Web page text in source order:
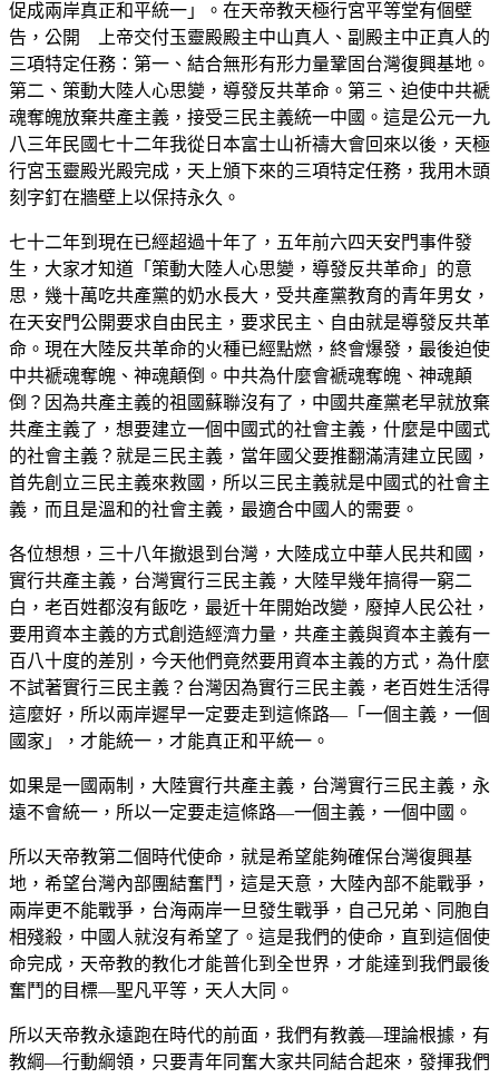
促成兩岸真正和平統一」。在天帝教天極行宮平等堂有個壁
告，公開 上帝交付玉靈殿殿主中山真人、副殿主中正真人的
三項特定任務：第一、結合無形有形力量鞏固台灣復興基地。
第二、策動大陸人心思變，導發反共革命。第三、迫使中共褫
魂奪魄放棄共產主義，接受三民主義統一中國。這是公元一九
八三年民國七十二年我從日本富士山祈禱大會回來以後，天極
行宮玉靈殿光殿完成，天上頒下來的三項特定任務，我用木頭
刻字釘在牆壁上以保持永久。
七十二年到現在已經超過十年了，五年前六四天安門事件發
生，大家才知道「策動大陸人心思變，導發反共革命」的意
思，幾十萬吃共產黨的奶水長大，受共產黨教育的青年男女，
在天安門公開要求自由民主，要求民主、自由就是導發反共革
命。現在大陸反共革命的火種已經點燃，終會爆發，最後迫使
中共褫魂奪魄、神魂顛倒。中共為什麼會褫魂奪魄、神魂顛
倒？因為共產主義的祖國蘇聯沒有了，中國共產黨老早就放棄
共產主義了，想要建立一個中國式的社會主義，什麼是中國式
的社會主義？就是三民主義，當年國父要推翻滿清建立民國，
首先創立三民主義來救國，所以三民主義就是中國式的社會主
義，而且是溫和的社會主義，最適合中國人的需要。
各位想想，三十八年撤退到台灣，大陸成立中華人民共和國，
實行共產主義，台灣實行三民主義，大陸早幾年搞得一窮二
白，老百姓都沒有飯吃，最近十年開始改變，廢掉人民公社，
要用資本主義的方式創造經濟力量，共產主義與資本主義有一
百八十度的差別，今天他們竟然要用資本主義的方式，為什麼
不試著實行三民主義？台灣因為實行三民主義，老百姓生活得
這麼好，所以兩岸遲早一定要走到這條路—「一個主義，一個
國家」，才能統一，才能真正和平統一。
如果是一國兩制，大陸實行共產主義，台灣實行三民主義，永
遠不會統一，所以一定要走這條路—一個主義，一個中國。
所以天帝教第二個時代使命，就是希望能夠確保台灣復興基
地，希望台灣內部團結奮鬥，這是天意，大陸內部不能戰爭，
兩岸更不能戰爭，台海兩岸一旦發生戰爭，自己兄弟、同胞自
相殘殺，中國人就沒有希望了。這是我們的使命，直到這個使
命完成，天帝教的教化才能普化到全世界，才能達到我們最後
奮鬥的目標—聖凡平等，天人大同。
所以天帝教永遠跑在時代的前面，我們有教義—理論根據，有
教綱—行動綱領，只要青年同奮大家共同結合起來，發揮我們